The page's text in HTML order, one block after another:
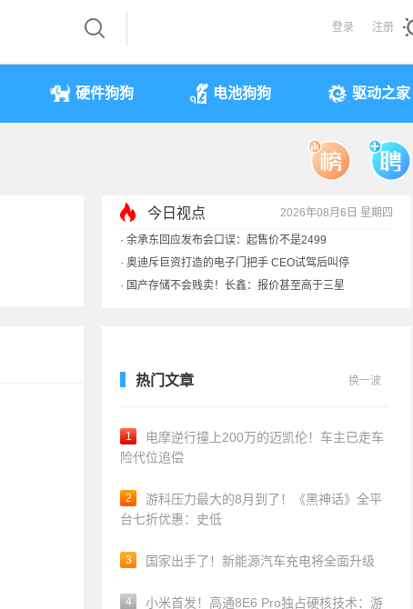
登录 注册
硬件狗狗 电池狗狗 驱动之家
今日视点 2026年08月6日 星期四
· 余承东回应发布会口误：起售价不是2499
· 奥迪斥巨资打造的电子门把手 CEO试驾后叫停
· 国产存储不会贱卖！长鑫：报价甚至高于三星
热门文章 换一波
1
电摩逆行撞上200万的迈凯伦！车主已走车
险代位追偿
2
游科压力最大的8月到了！《黑神话》全平
台七折优惠：史低
3 国家出手了！新能源汽车充电将全面升级
4
小米首发！高通8E6 Pro独占硬核技术：游